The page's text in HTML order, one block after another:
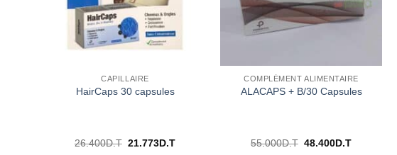
CAPILLAIRE
HairCaps 30 capsules
26.400D.T Le
21.773D.TLe
COMPLÉMENT ALIMENTAIRE
ALACAPS + B/30 Capsules
55.000D.T Le
48.400D.TLe